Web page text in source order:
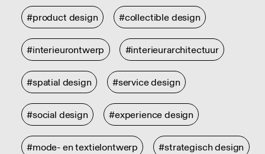
#product design #collectible design
#interieurontwerp #interieurarchitectuur
#spatial design #service design
#social design #experience design
#mode- en textielontwerp #strategisch design